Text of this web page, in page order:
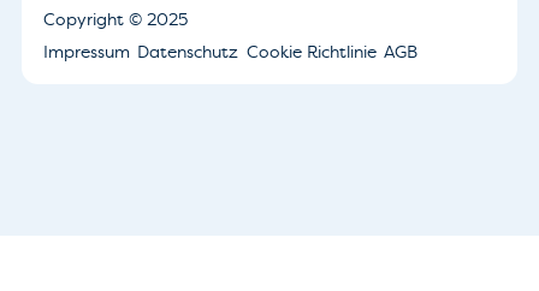
Copyright © 2025
Impressum Datenschutz Cookie Richtlinie AGB